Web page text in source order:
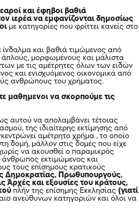
και έφηβοι βαθιά
ιερέα να εμφανίζονται δημοσίως
με κατηγορίες που φρίττει κανείς στο
και βαθιά τιμώμενος από
άπλούς, μορφωμένους και μάλιστα
με τις αμέτρητες όλων των ειδών
και ενισχυόμενος οικονομικά από
ανθρώπους του χρήματος.
μαθημενοι να σκορπούμε τις
αυτού να απολαμβάνει τέτοιας
της ιδιαίτερης εκτίμησης από
αμέτρητο χρήμα , το οποίο
δομή, μάλλον στις δομές που είχε
να ακουσθεί ο παραμικρός
εκτιμώμενος και
τους επίσημους κρατικούς
Δημοκρατίας, Πρωθυπουργούς,
Άρχές και εξουσίες του κράτους,
πλήν της επίσημης Εκκλησίας (γιατί
ανεύθυνων κατηγοριών και όλοι να